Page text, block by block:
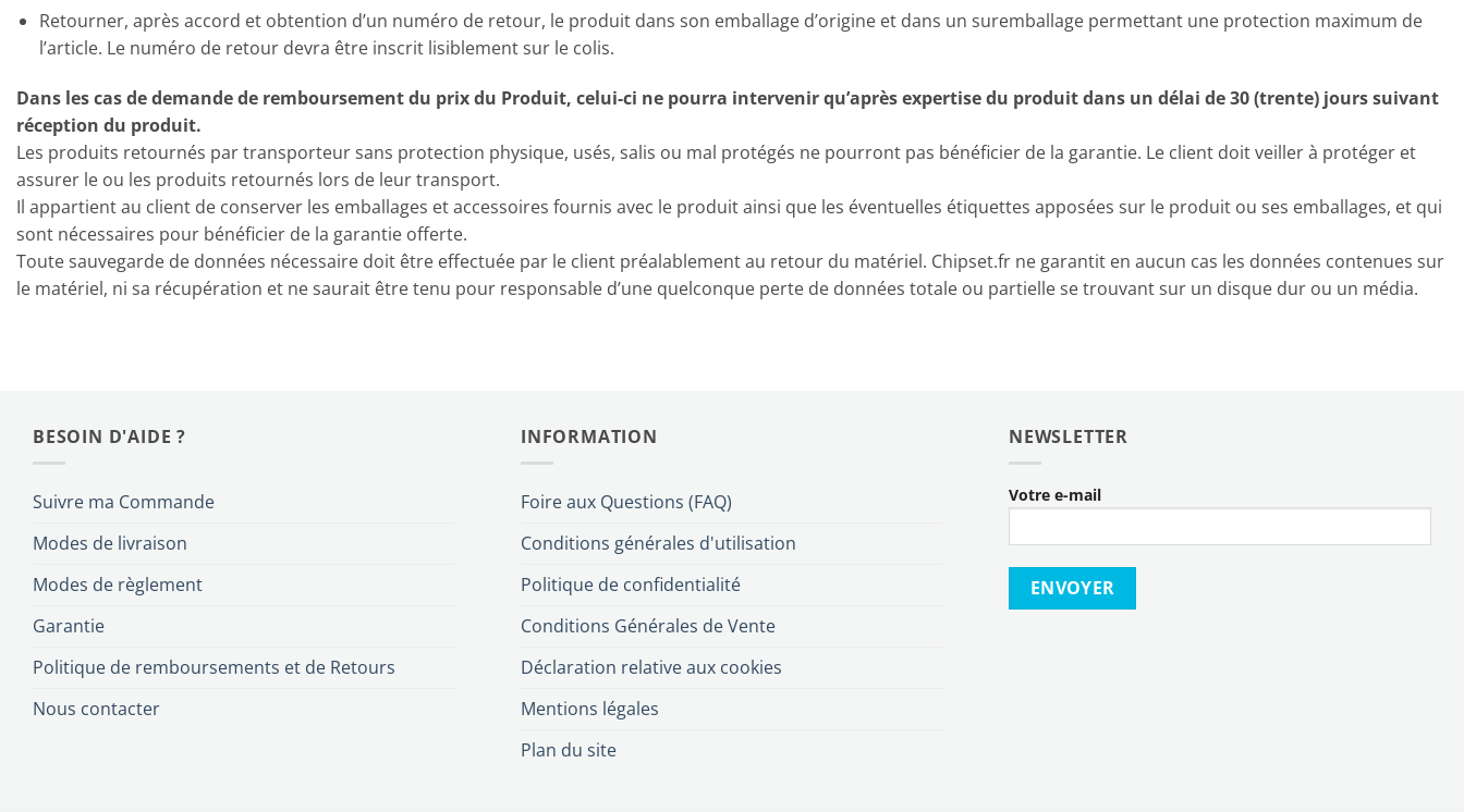
Retourner, après accord et obtention d’un numéro de retour, le produit dans son emballage d’origine et dans un suremballage permettant une protection maximum de
l’article. Le numéro de retour devra être inscrit lisiblement sur le colis.
Dans les cas de demande de remboursement du prix du Produit, celui-ci ne pourra intervenir qu’après expertise du produit dans un délai de 30 (trente) jours suivant
réception du produit.
Les produits retournés par transporteur sans protection physique, usés, salis ou mal protégés ne pourront pas bénéficier de la garantie. Le client doit veiller à protéger et
assurer le ou les produits retournés lors de leur transport.
Il appartient au client de conserver les emballages et accessoires fournis avec le produit ainsi que les éventuelles étiquettes apposées sur le produit ou ses emballages, et qui
sont nécessaires pour bénéficier de la garantie offerte.
Toute sauvegarde de données nécessaire doit être effectuée par le client préalablement au retour du matériel. Chipset.fr ne garantit en aucun cas les données contenues sur
le matériel, ni sa récupération et ne saurait être tenu pour responsable d’une quelconque perte de données totale ou partielle se trouvant sur un disque dur ou un média.
BESOIN D'AIDE ?
Suivre ma Commande
Modes de livraison
Modes de règlement
Garantie
Politique de remboursements et de Retours
Nous contacter
INFORMATION
Foire aux Questions (FAQ)
Conditions générales d'utilisation
Politique de confidentialité
Conditions Générales de Vente
Déclaration relative aux cookies
Mentions légales
Plan du site
NEWSLETTER
Votre e-mail